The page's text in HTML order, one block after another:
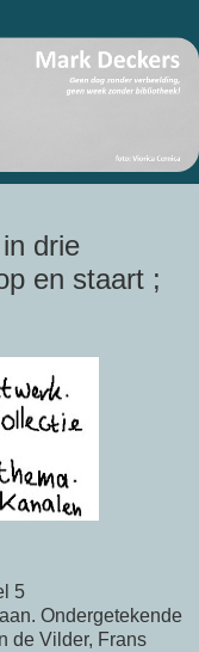
drie
en staart ;
5
Ondergetekende
de Vilder, Frans